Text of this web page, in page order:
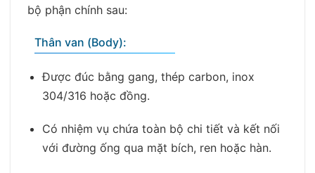
bộ phận chính sau:
Thân van (Body):
Được đúc bằng gang, thép carbon, inox
304/316 hoặc đồng.
Có nhiệm vụ chứa toàn bộ chi tiết và kết nối
với đường ống qua mặt bích, ren hoặc hàn.